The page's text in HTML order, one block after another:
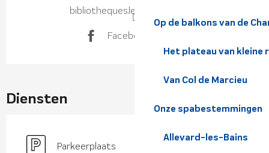
Op de balkons van de
Het plateau van kleine
Van Col de Marcieu
Onze spabestemmingen
Allevard-les-Bains
bibliotheques.le-gresivaudan.fr
Facebook pagina
Diensten
Parkeerplaats